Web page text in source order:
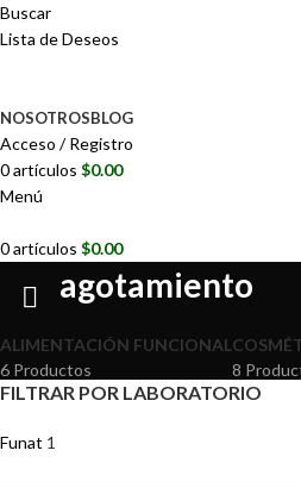
Buscar
Lista de Deseos
NOSOTROSBLOG
Acceso / Registro
0artículos $0.00
Menú
0artículos $0.00
agotamiento
ALIMENTACIÓN FUNCIONAL
6 Productos
8
FILTRAR POR LABORATORIO
Funat 1